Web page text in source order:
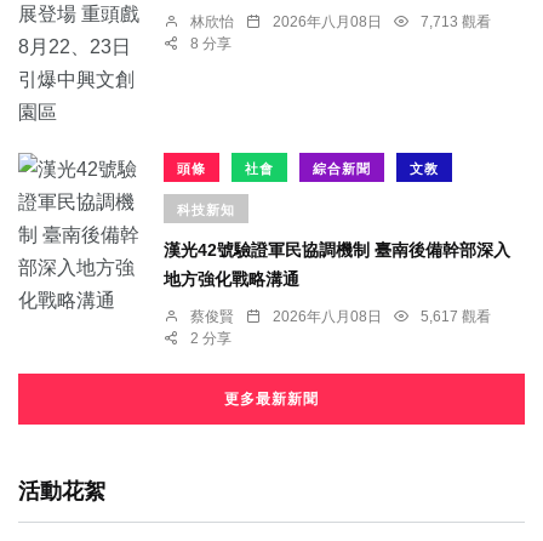
林欣怡 2026年八月08日
7,713 觀看
8 分享
頭條 社會 綜合新聞 文教
科技新知
漢光42號驗證軍民協調機制 臺南後備幹部深入
地方強化戰略溝通
蔡俊賢 2026年八月08日
5,617 觀看
2 分享
更多最新新聞
活動花絮